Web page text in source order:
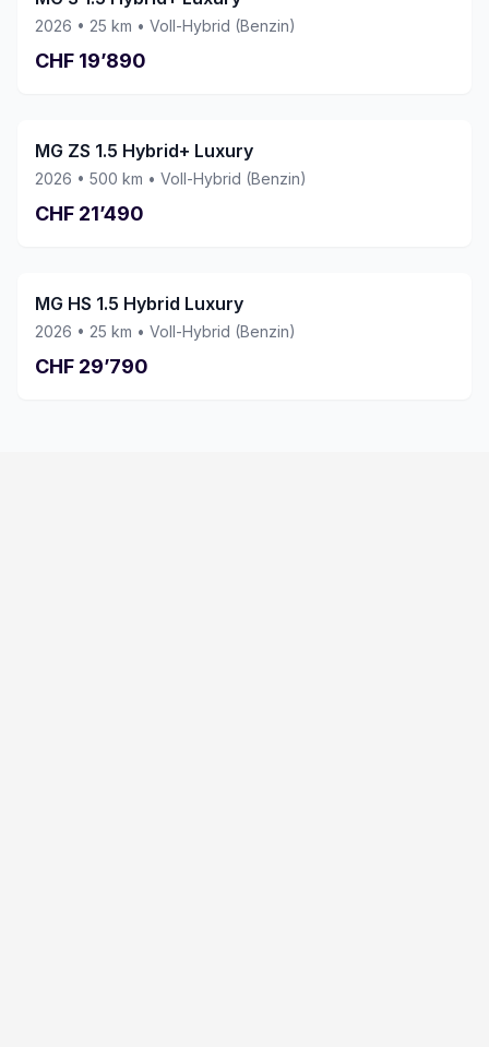
kaufen. Vielen Dank an das ganze Team!
2026 • 25 km • Voll-Hybrid (Benzin)
CHF 19’890
MG ZS 1.5 Hybrid+ Luxury
2026 • 500 km • Voll-Hybrid (Benzin)
CHF 21’490
MG HS 1.5 Hybrid Luxury
2026 • 25 km • Voll-Hybrid (Benzin)
CHF 29’790